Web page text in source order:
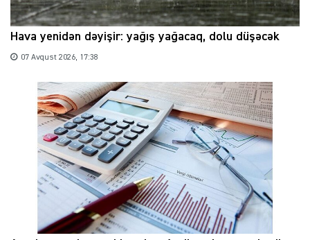
Hava yenidən dəyişir: yağış yağacaq, dolu düşəcək
07 Avqust 2026, 17:38